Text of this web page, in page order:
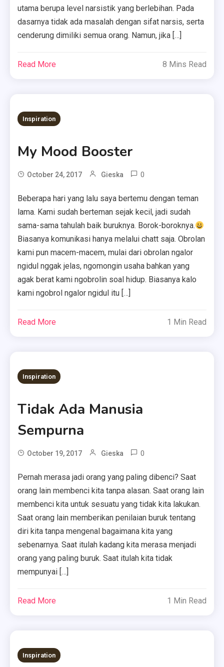
utama berupa level narsistik yang berlebihan. Pada
dasarnya tidak ada masalah dengan sifat narsis, serta
cenderung dimiliki semua orang. Namun, jika […]
Read More 8 Mins Read
Inspiration
My Mood Booster
October 24, 2017 Gieska 0
Beberapa hari yang lalu saya bertemu dengan teman
lama. Kami sudah berteman sejak kecil, jadi sudah
sama-sama tahulah baik buruknya. Borok-boroknya.
Biasanya komunikasi hanya melalui chatt saja. Obrolan
kami pun macem-macem, mulai dari obrolan ngalor
ngidul nggak jelas, ngomongin usaha bahkan yang
agak berat kami ngobrolin soal hidup. Biasanya kalo
kami ngobrol ngalor ngidul itu […]
Read More 1 Min Read
Inspiration
Tidak Ada Manusia
Sempurna
October 19, 2017 Gieska 0
Pernah merasa jadi orang yang paling dibenci? Saat
orang lain membenci kita tanpa alasan. Saat orang lain
membenci kita untuk sesuatu yang tidak kita lakukan.
Saat orang lain memberikan penilaian buruk tentang
diri kita tanpa mengenal bagaimana kita yang
sebenarnya. Saat itulah kadang kita merasa menjadi
orang yang paling buruk. Saat itulah kita tidak
mempunyai […]
Read More 1 Min Read
Inspiration